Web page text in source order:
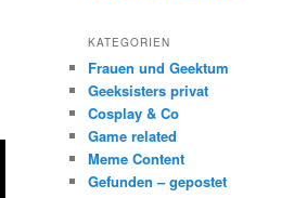
KATEGORIEN
Frauen und Geektum
Geeksisters privat
Cosplay & Co
Game related
Meme Content
Gefunden – gepostet